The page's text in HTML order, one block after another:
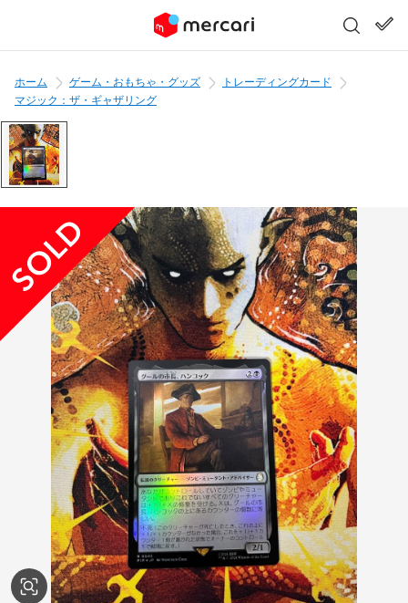
ホーム ゲーム・おもちゃ・グッズ
トレーディングカード
マジック：ザ・ギャザリング